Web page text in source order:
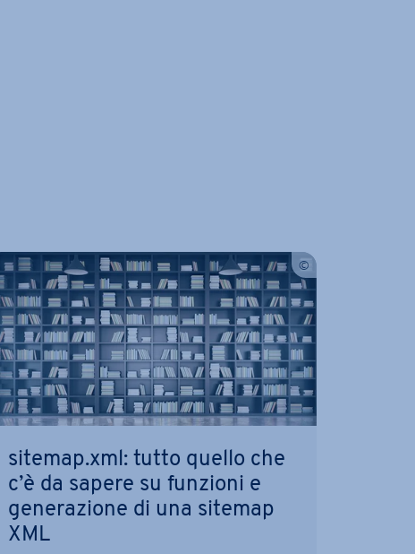
sitemap.xml: tutto quello che
c’è da sapere su funzioni e
ge­ne­ra­zio­ne di una sitemap
XML